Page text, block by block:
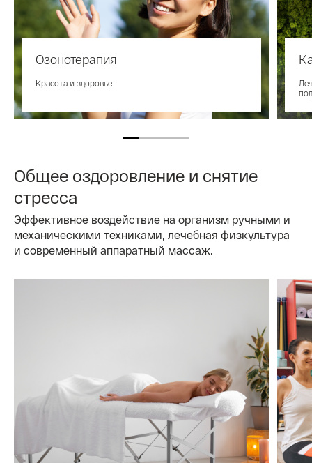
Озонотерапия
Красота и здоровье
Общее оздоровление и снятие
стресса
Эффективное воздействие на организм ручными и
механическими техниками, лечебная физкультура
и современный аппаратный массаж.